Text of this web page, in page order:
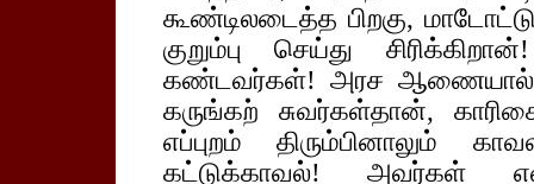
கூண்டிலடைத்த பிறகு,
குறும்பு செய்து
கண்டவர்கள்! அரச ஆணையால்
கருங்கற் சுவர்கள்தான்,
எப்புறம் திரும்பினாலும்
கட்டுக்காவல்! அவர்கள்